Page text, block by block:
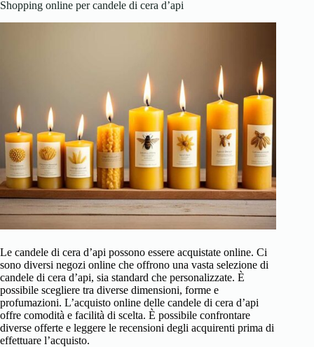
Shopping online per candele di cera d’api
Le candele di cera d’api possono essere acquistate online. Ci
sono diversi negozi online che offrono una vasta selezione di
candele di cera d’api, sia standard che personalizzate. È
possibile scegliere tra diverse dimensioni, forme e
profumazioni. L’acquisto online delle candele di cera d’api
offre comodità e facilità di scelta. È possibile confrontare
diverse offerte e leggere le recensioni degli acquirenti prima di
effettuare l’acquisto.